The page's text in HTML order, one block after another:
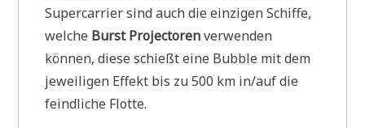
Supercarrier sind auch die einzigen Schiffe,
welche Burst Projectorenverwenden
können, diese schießt eine Bubble mit dem
jeweiligen Effekt bis zu 500 km in/auf die
feindliche Flotte.